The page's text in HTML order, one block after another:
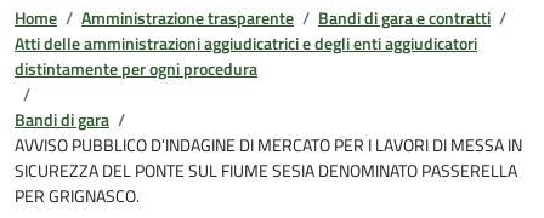
Home / Amministrazione trasparente / Bandi di gara e contratti /
Atti delle amministrazioni aggiudicatrici e degli enti aggiudicatori
distintamente per ogni procedura
/
Bandi di gara /
AVVISO PUBBLICO D’INDAGINE DI MERCATO PER I LAVORI DI MESSA IN
SICUREZZA DEL PONTE SUL FIUME SESIA DENOMINATO PASSERELLA
PER GRIGNASCO.